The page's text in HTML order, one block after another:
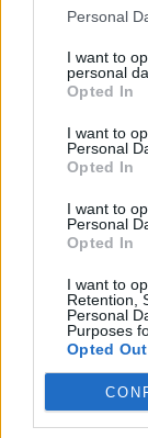
Personal
I want to
personal
Opted In
I want to
Personal
Opted In
I want to
Personal
Opted In
I want to
Retention,
Personal
Purposes
Opted Out